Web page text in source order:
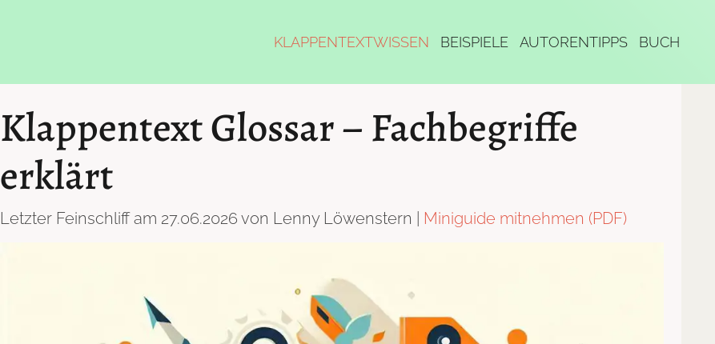
KLAPPENTEXTWISSEN BEISPIELE AUTORENTIPPS BUCH
Klappentext Glossar – Fachbegriffe
erklärt
Letzter Feinschliff am 27.06.2026 von Lenny Löwenstern | Miniguide mitnehmen (PDF)